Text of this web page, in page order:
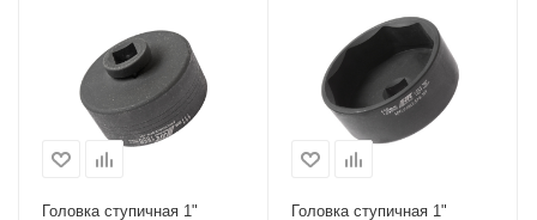
Головка ступичная 1"
Головка ступичная 1"